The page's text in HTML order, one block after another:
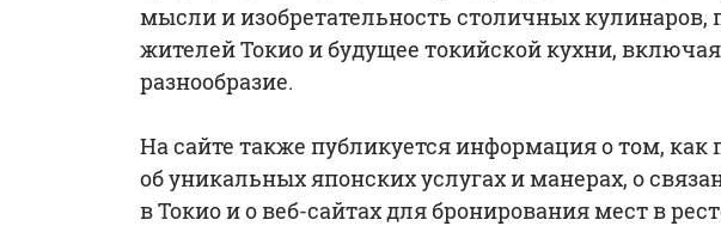
мысли и изобретательность столичных кулинаров,
жителей Токио и будущее токийской кухни,
разнообразие.
На сайте также публикуется информация о том, как
об уникальных японских услугах и манерах, о
в Токио и о веб-сайтах для бронирования мест в